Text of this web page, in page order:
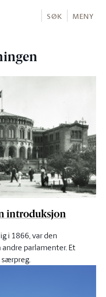
SØK MENY
introduksjon
i 1866, var den
parlamenter. Et